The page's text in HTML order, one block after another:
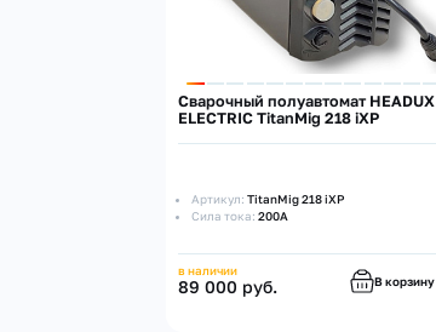
Сварочный полуавтомат HEADUX
ELECTRIC TitanMig 218 iXP
Артикул: TitanMig 218 iXP
Сила тока: 200А
в наличии
89 000 руб. В корзину